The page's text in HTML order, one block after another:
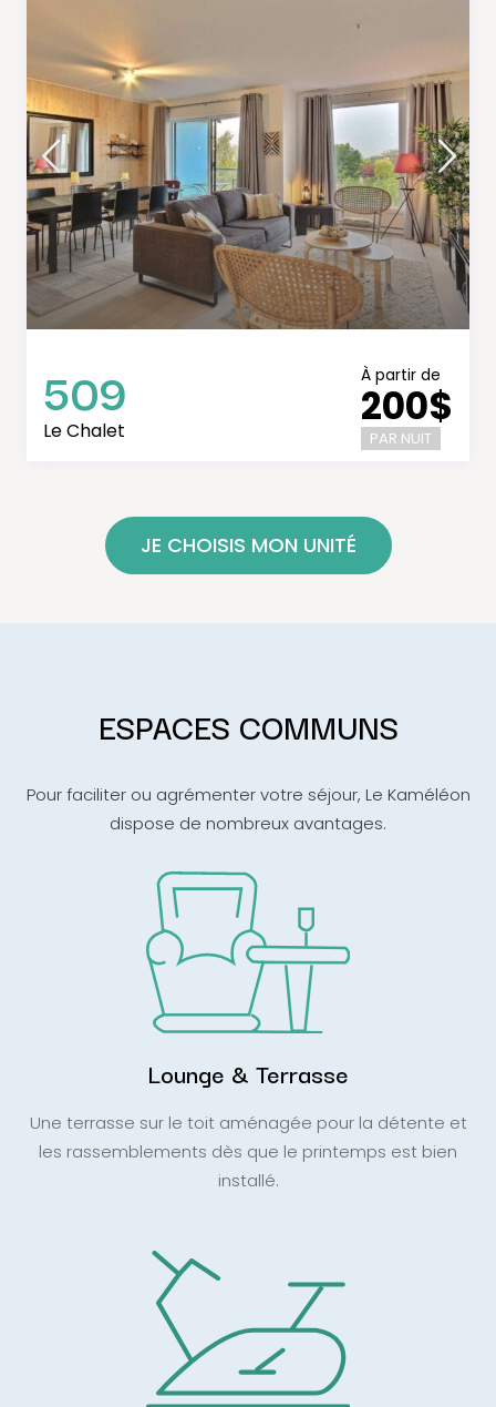
À partir de
200$
PAR NUIT
509
Le Chalet
JE CHOISIS MON UNITÉ
ESPACES COMMUNS
Pour faciliter ou agrémenter votre séjour, Le Kaméléon
dispose de nombreux avantages.
Lounge & Terrasse
Une terrasse sur le toit aménagée pour la détente et
les rassemblements dès que le printemps est bien
installé.